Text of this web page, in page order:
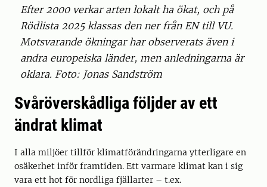
Efter 2000 verkar arten lokalt ha ökat, och på
Rödlista 2025 klassas den ner från EN till VU.
Motsvarande ökningar har observerats även i
andra europeiska länder, men anledningarna är
oklara. Foto: Jonas Sandström
Svåröverskådliga följder av ett
ändrat klimat
I alla miljöer tillför klimatförändringarna ytterligare en
osäkerhet inför framtiden. Ett varmare klimat kan i sig
vara ett hot för nordliga fjällarter – t.ex.